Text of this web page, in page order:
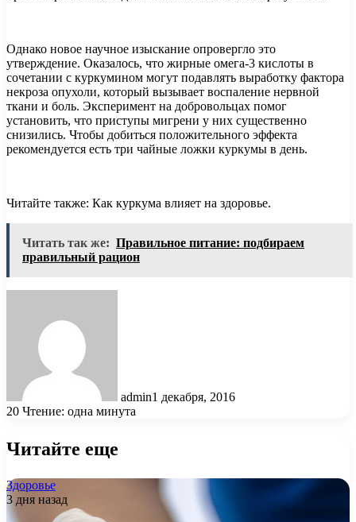
Однако новое научное изыскание опровергло это
утверждение. Оказалось, что жирные омега-3 кислоты в
сочетании с куркумином могут подавлять выработку фактора
некроза опухоли, который вызывает воспаление нервной
ткани и боль. Эксперимент на добровольцах помог
установить, что приступы мигрени у них существенно
снизились. Чтобы добиться положительного эффекта
рекомендуется есть три чайные ложки куркумы в день.
Читайте также: Как куркума влияет на здоровье.
Читать так же: Правильное питание: подбираем
правильный рацион
admin1 декабря, 2016
20 Чтение: одна минута
Читайте еще
Здоровье
3 дня назад